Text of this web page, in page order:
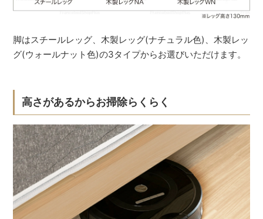
脚はスチールレッグ、木製レッグ(ナチュラル色)、木製レッ
グ(ウォールナット色)の3タイプからお選びいただけます。
高さがあるからお掃除らくらく